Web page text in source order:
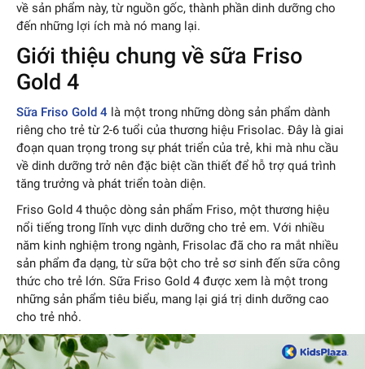
về sản phẩm này, từ nguồn gốc, thành phần dinh dưỡng cho
đến những lợi ích mà nó mang lại.
Giới thiệu chung về sữa Friso
Gold 4
Sữa Friso Gold 4 là một trong những dòng sản phẩm dành
riêng cho trẻ từ 2-6 tuổi của thương hiệu Frisolac. Đây là giai
đoạn quan trọng trong sự phát triển của trẻ, khi mà nhu cầu
về dinh dưỡng trở nên đặc biệt cần thiết để hỗ trợ quá trình
tăng trưởng và phát triển toàn diện.
Friso Gold 4 thuộc dòng sản phẩm Friso, một thương hiệu
nổi tiếng trong lĩnh vực dinh dưỡng cho trẻ em. Với nhiều
năm kinh nghiệm trong ngành, Frisolac đã cho ra mắt nhiều
sản phẩm đa dạng, từ sữa bột cho trẻ sơ sinh đến sữa công
thức cho trẻ lớn. Sữa Friso Gold 4 được xem là một trong
những sản phẩm tiêu biểu, mang lại giá trị dinh dưỡng cao
cho trẻ nhỏ.